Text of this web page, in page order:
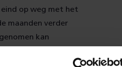
op weg met het
maanden verder
kan